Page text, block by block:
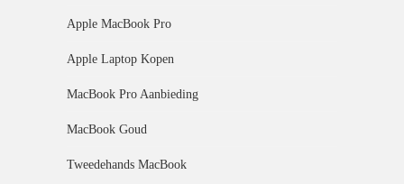
Apple MacBook Pro
Apple Laptop Kopen
MacBook Pro Aanbieding
MacBook Goud
Tweedehands MacBook